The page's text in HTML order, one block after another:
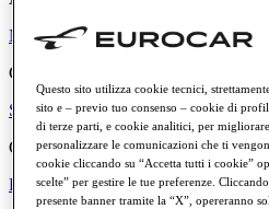
Noleggio per Aziende
Caratteristiche e vantaggi del noleggio
Scopri di più
Canone mensile
Fino a € 300Tra € 300 e € 500Tra €
Questo sito utilizza cookie tecnici,
sito e – previo tuo consenso – cookie di
di terze parti, e cookie analitici, per
personalizzare le comunicazioni che ti
cookie cliccando su “Accetta tutti i cookie”
scelte” per gestire le tue preferenze.
presente banner tramite la “X”, opereranno